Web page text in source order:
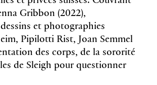
Gribbon (2022),
et photographies
Pipilotti Rist, Joan Semmel
des corps, de la sororité
de Sleigh pour questionner